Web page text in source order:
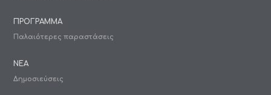
ΠΡΟΓΡΑΜΜΑ
Παλαιότερες παραστάσεις
ΝΕΑ
Δημοσιεύσεις